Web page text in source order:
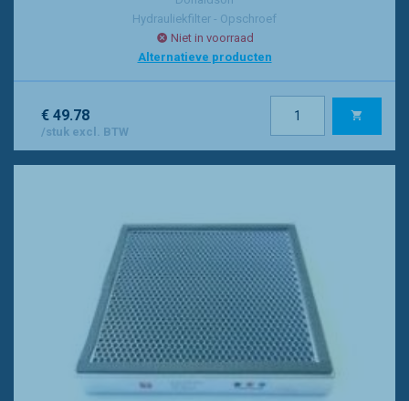
Hydrauliekfilter - Opschroef
Niet in voorraad
Alternatieve producten
€ 49.78
/stuk excl. BTW